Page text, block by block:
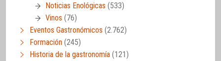
Noticias Enológicas (533)
Vinos (76)
Eventos Gastronómicos (2.762)
Formación (245)
Historia de la gastronomía (121)